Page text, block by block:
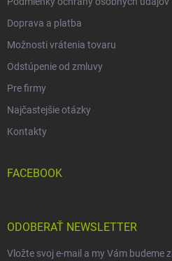
Doprava a platba
Možnosti vrátenia tovaru
Odstúpenie od zmluvy
Pre firmy
Najčastejšie otázky
Kontakty
FACEBOOK
ODOBERAŤ NEWSLETTER
Vložte svoj e-mail a my Vám budeme